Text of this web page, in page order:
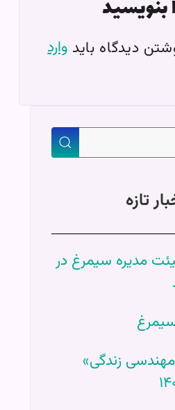
بنویسید
دیدگاه باید وارد
تازه
مدیره سیمرغ در
مهندسی زندگی»